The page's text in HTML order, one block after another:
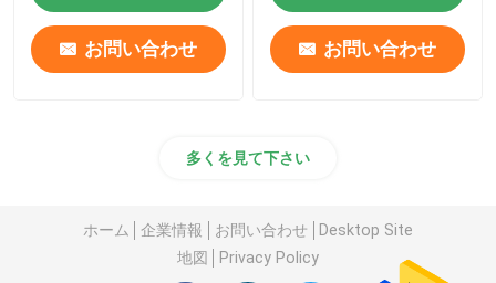
お問い合わせ お問い合わせ
多くを見て下さい
ホーム 企業情報 お問い合わせ
Desktop Site
地図
Privacy Policy